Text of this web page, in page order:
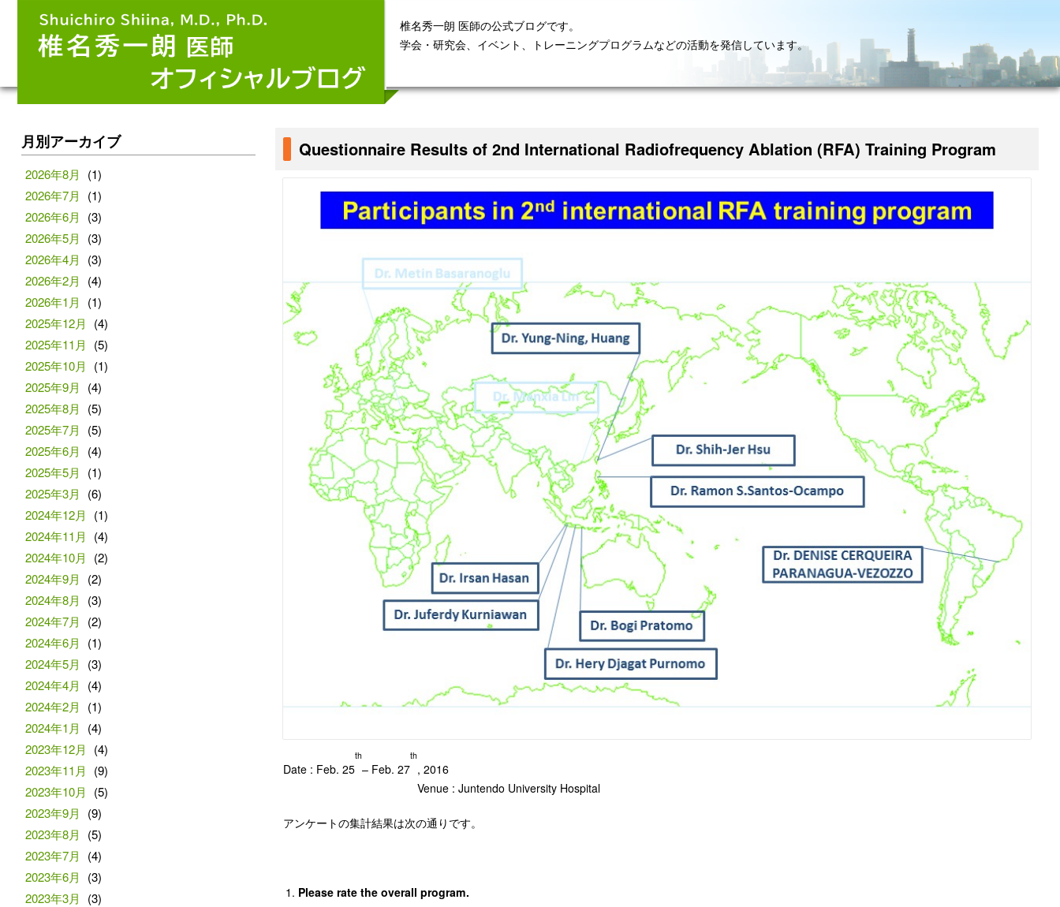
椎名秀一朗 医師の公式ブログです。
学会・研究会、イベント、トレーニングプログラムなどの活動を発信しています。
Questionnaire Results of 2nd International Radiofrequency Ablation (RFA) Training Program
Date : Feb. 25
th
– Feb. 27
th
, 2016
Venue : Juntendo University Hospital
アンケートの集計結果は次の通りです。
Please rate the overall program.
月別アーカイブ
2026年8月
(1)
2026年7月
(1)
2026年6月
(3)
2026年5月
(3)
2026年4月
(3)
2026年2月
(4)
2026年1月
(1)
2025年12月
(4)
2025年11月
(5)
2025年10月
(1)
2025年9月
(4)
2025年8月
(5)
2025年7月
(5)
2025年6月
(4)
2025年5月
(1)
2025年3月
(6)
2024年12月
(1)
2024年11月
(4)
2024年10月
(2)
2024年9月
(2)
2024年8月
(3)
2024年7月
(2)
2024年6月
(1)
2024年5月
(3)
2024年4月
(4)
2024年2月
(1)
2024年1月
(4)
2023年12月
(4)
2023年11月
(9)
2023年10月
(5)
2023年9月
(9)
2023年8月
(5)
2023年7月
(4)
2023年6月
(3)
2023年3月
(3)